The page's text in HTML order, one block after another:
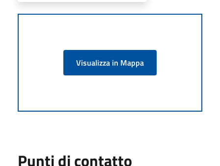
Visualizza in Mappa
Punti di contatto